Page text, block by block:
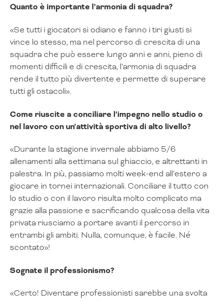
Quanto è importante l’armonia di squadra?
«Se tutti i giocatori si odiano e fanno i tiri giusti si
vince lo stesso, ma nel percorso di crescita di una
squadra che può essere lungo anni e anni, pieno di
momenti difficili e di crescita, l’armonia di squadra
rende il tutto più divertente e permette di superare
tutti gli ostacoli».
Come riuscite a conciliare l’impegno nello studio o
nel lavoro con un’attività sportiva di alto livello?
«Durante la stagione invernale abbiamo 5/6
allenamenti alla settimana sul ghiaccio, e altrettanti in
palestra. In più, passiamo molti week-end all’estero a
giocare in tornei internazionali. Conciliare il tutto con
lo studio o con il lavoro risulta molto complicato ma
grazie alla passione e sacrificando qualcosa della vita
privata riusciamo a portare avanti il percorso in
entrambi gli ambiti. Nulla, comunque, è facile. Né
scontato»!
Sognate il professionismo?
«Certo! Diventare professionisti sarebbe una svolta